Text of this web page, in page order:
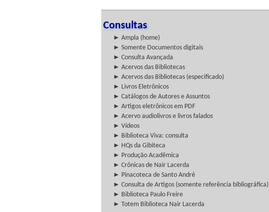
Consultas
► Ampla (home)
► Somente Documentos digitais
► Consulta Avançada
► Acervos das Bibliotecas
► Acervos das Bibliotecas (especificado)
► Livros Eletrônicos
► Catálogos de Autores e Assuntos
► Artigos eletrônicos em PDF
► Acervo audiolivros e livros falados
► Vídeos
► Biblioteca Viva: consulta
► HQs da Gibiteca
► Produção Acadêmica
► Crônicas de Nair Lacerda
► Pinacoteca de Santo André
► Consulta de Artigos (somente referência bibliográfica)
► Biblioteca Paulo Freire
► Totem Biblioteca Nair Lacerda